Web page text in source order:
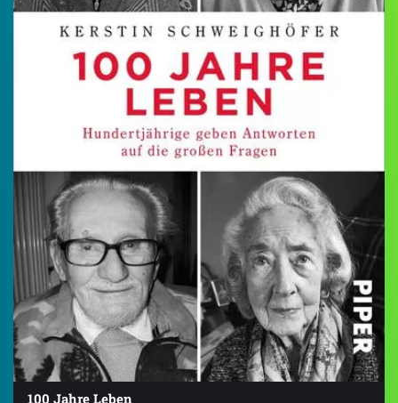
100 Jahre Leben